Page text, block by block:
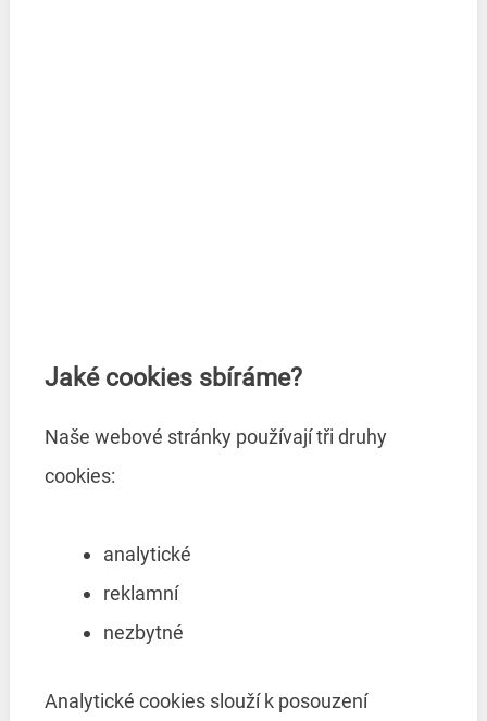
Jaké cookies sbíráme?
Naše webové stránky používají tři druhy
cookies:
analytické
reklamní
nezbytné
Analytické cookies slouží k posouzení